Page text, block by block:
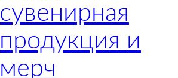
сувенирная
продукция и
мерч